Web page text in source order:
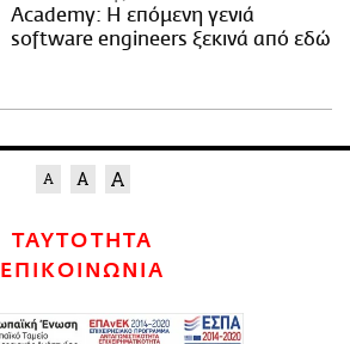
Academy: Η επόμενη γενιά
software engineers ξεκινά από εδώ
ΤΑΥΤΟΤΗΤΑ
ΕΠΙΚΟΙΝΩΝΙΑ